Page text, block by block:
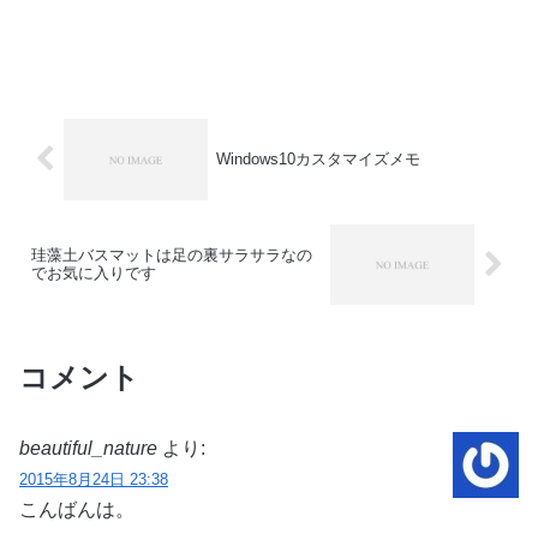
Windows10カスタマイズメモ
珪藻土バスマットは足の裏サラサラなの
でお気に入りです
コメント
beautiful_nature より:
2015年8月24日 23:38
こんばんは。